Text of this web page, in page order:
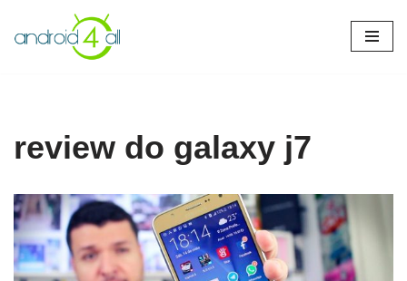
Pular
review do galaxy j7